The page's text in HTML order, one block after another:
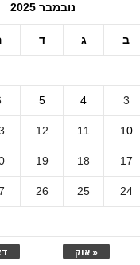
נובמבר 2025
ב ג ד
« אוק
3
4
5
10
11
12
17
18
19
24
25
26